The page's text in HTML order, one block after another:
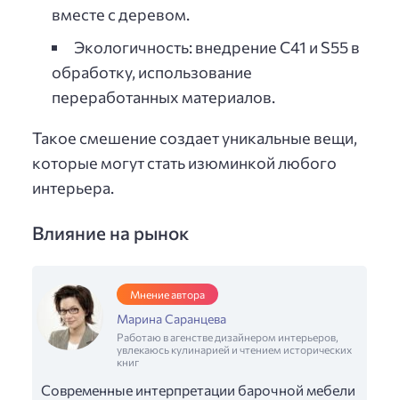
вместе с деревом.
Экологичность: внедрение С41 и S55 в
обработку, использование
переработанных материалов.
Такое смешение создает уникальные вещи,
которые могут стать изюминкой любого
интерьера.
Влияние на рынок
Мнение автора
Марина Саранцева
Работаю в агенстве дизайнером интерьеров,
увлекаюсь кулинарией и чтением исторических
книг
Современные интерпретации барочной мебели